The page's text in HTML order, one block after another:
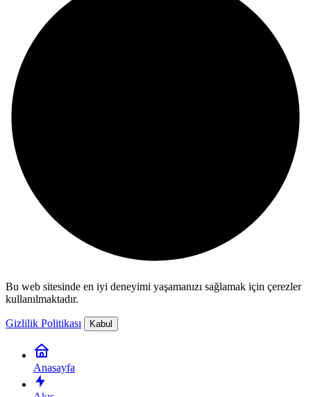
Bu web sitesinde en iyi deneyimi yaşamanızı sağlamak için çerezler
kullanılmaktadır.
Gizlilik Politikası Kabul
Anasayfa